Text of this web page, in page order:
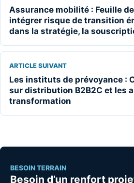
Assurance mobilité : Feuille
intégrer risque de transition
dans la stratégie, la
ARTICLE SUIVANT
Les instituts de prévoyance :
sur distribution B2B2C et les
transformation
BESOIN TERRAIN
Besoin d’un renfort